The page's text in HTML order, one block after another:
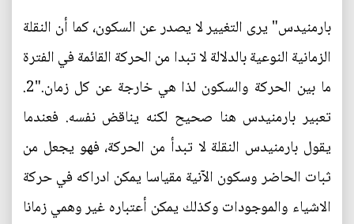
بارمنيدس" يرى التغيير لا يصدر عن السكون، كما أن النقلة
الزمانية النوعية بالدلالة لا تبدا من الحركة القائمة في الفترة
ما بين الحركة والسكون لذا هي خارجة عن كل زمان."2.
تعبير بارمنيدس هنا صحيح لكنه يناقض نفسه. فعندما
يقول بارمنيدس النقلة لا تبدأ من الحركة، فهو يجعل من
ثبات الحاضر وسكون الآنية مقياسا يمكن ادراكه في حركة
الاشياء والموجودات وكذلك يمكن أعتباره غير وهمي زمانا